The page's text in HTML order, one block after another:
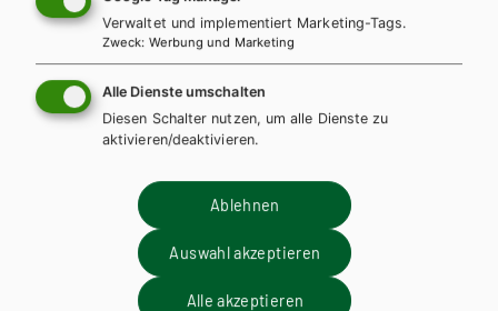
LEGE ET INTELLEGE Lateinische
Textsammlung (Teil 1) für den Unterricht in
der 7. Klasse (Kurzform: vierjähriges
Verwaltet und implementiert Marketing-Tags.
Zweck: Werbung und Marketing
Alle Dienste umschalten
Diesen Schalter nutzen, um alle Dienste zu
aktivieren/deaktivieren.
Ablehnen
Auswahl akzeptieren
Alle akzeptieren